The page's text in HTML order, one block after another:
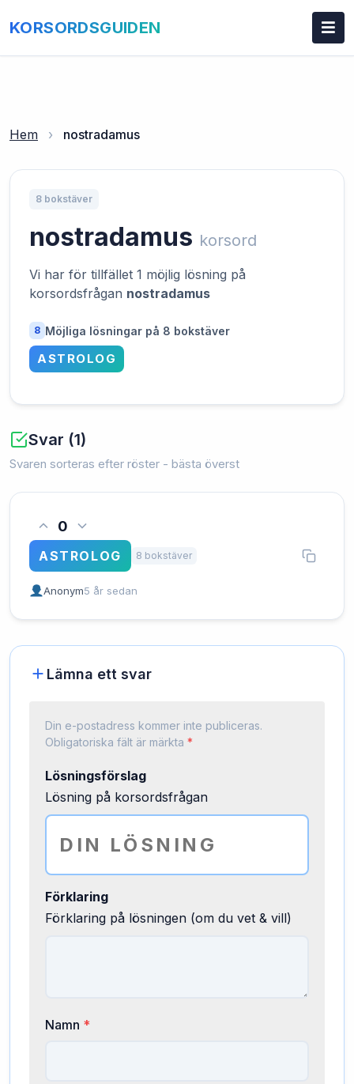
KORSORDSGUIDEN
Hem › nostradamus
8 bokstäver
nostradamus korsord
Vi har för tillfället 1 möjlig lösning på
korsordsfrågan nostradamus
8 Möjliga lösningar på 8 bokstäver
ASTROLOG
Svar (1)
Svaren sorteras efter röster - bästa överst
0
ASTROLOG 8 bokstäver
Anonym5 år sedan
Lämna ett svar
Din e-postadress kommer inte publiceras.
Obligatoriska fält är märkta *
Lösningsförslag
Lösning på korsordsfrågan
Förklaring
Förklaring på lösningen (om du vet & vill)
Namn *